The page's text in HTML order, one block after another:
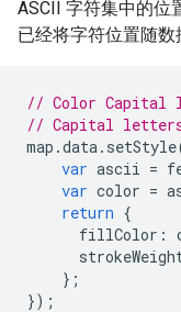
ASCII 字符集中的位
已经将字符位置随数
// Color Capital
// Capital letters
map .data. setStyle
var ascii =
var color =
return {
fillColor :
};
});